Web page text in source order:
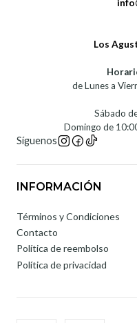
Los
de Lunes a
Sábado
Domingo de
Síguenos
INFORMACIÓN
Términos y Condiciones
Contacto
Política de reembolso
Política de privacidad